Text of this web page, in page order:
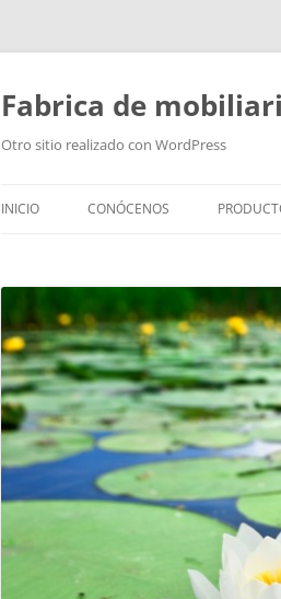
Fabrica de
Otro sitio realizado con WordPress
INICIO CONÓCENOS
MODULOS
BAÑOS